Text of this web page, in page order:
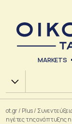
MARKETS
Χ.Α.
ot.gr/ Plus/
ηγέτες της ανάπτυξης η